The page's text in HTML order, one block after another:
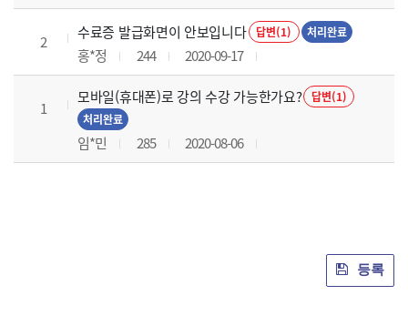
2
수료증 발급화면이 안보입니다 답변(1) 처리완료
홍*정 244 2020-09-17
1
모바일(휴대폰)로 강의 수강 가능한가요?
답변(1)
처리완료
임*민 285 2020-08-06
등록